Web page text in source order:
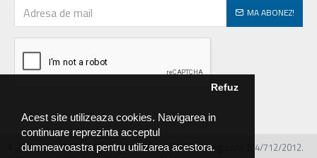
Acest site utilizeaza cookies. Navigarea in
continuare reprezinta acceptul
dumneavoastra pentru utilizarea acestora.
Refuz
MA ABONEZ!
© 2026 MIRALEX PARTS SRL, CIF: RO30468586, Nr.reg.com: J04/712/2012.